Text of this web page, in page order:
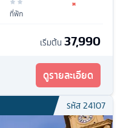
ที่พัก
เริ่มต้น 37,990
ดูรายละเอียด
รหัส24107